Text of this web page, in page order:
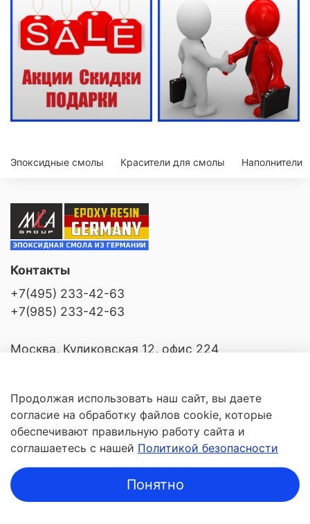
Эпоксидные смолы Красители для смолы Наполнители
Разделы
Покупателям
Контакты
+7(495) 233-42-63
+7(985) 233-42-63
Москва, Куликовская 12, офис 224
© 2026 г. Любое использование контента без
письменного разрешения запрещено.
Продолжая использовать наш сайт, вы даете
согласие на обработку файлов cookie, которые
обеспечивают правильную работу сайта и
соглашаетесь с нашей Политикой безопасности
Понятно